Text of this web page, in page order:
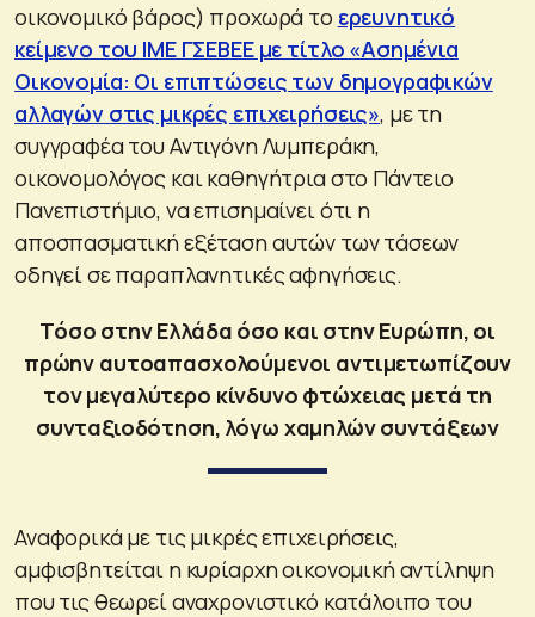
οικονομικό βάρος) προχωρά το ερευνητικό
κείμενο του ΙΜΕ ΓΣΕΒΕΕ με τίτλο «Ασημένια
Οικονομία: Οι επιπτώσεις των δημογραφικών
αλλαγών στις μικρές επιχειρήσεις», με τη
συγγραφέα του Αντιγόνη Λυμπεράκη,
οικονομολόγος και καθηγήτρια στο Πάντειο
Πανεπιστήμιο, να επισημαίνει ότι η
αποσπασματική εξέταση αυτών των τάσεων
οδηγεί σε παραπλανητικές αφηγήσεις.
Τόσο στην Ελλάδα όσο και στην Ευρώπη, οι
πρώην αυτοαπασχολούμενοι αντιμετωπίζουν
τον μεγαλύτερο κίνδυνο φτώχειας μετά τη
συνταξιοδότηση, λόγω χαμηλών συντάξεων
Αναφορικά με τις μικρές επιχειρήσεις,
αμφισβητείται η κυρίαρχη οικονομική αντίληψη
που τις θεωρεί αναχρονιστικό κατάλοιπο του